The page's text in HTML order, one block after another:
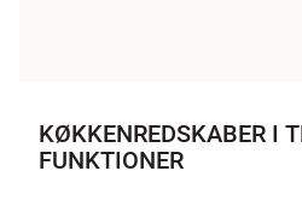
KØKKENREDSKABER I
FUNKTIONER